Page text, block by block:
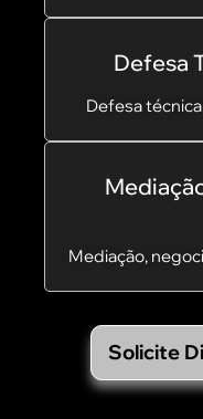
Defesa
Defesa
Mediação,
Solicite